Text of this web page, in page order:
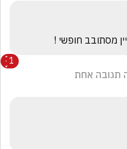
מסתובב חופשי !
1
תגובה אחת